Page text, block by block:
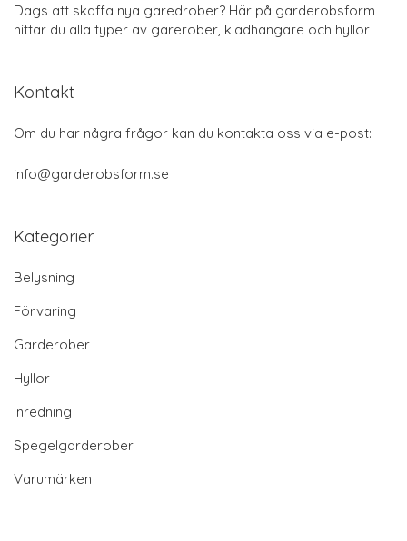
Dags att skaffa nya garedrober? Här på garderobsform
hittar du alla typer av garerober, klädhängare och hyllor
Kontakt
Om du har några frågor kan du kontakta oss via e-post:
info@garderobsform.se
Kategorier
Belysning
Förvaring
Garderober
Hyllor
Inredning
Spegelgarderober
Varumärken